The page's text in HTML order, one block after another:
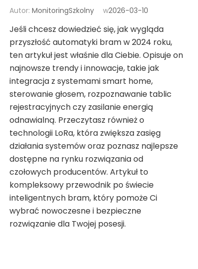
Autor: MonitoringSzkolny w2026-03-10
Jeśli chcesz dowiedzieć się, jak wygląda
przyszłość automatyki bram w 2024 roku,
ten artykuł jest właśnie dla Ciebie. Opisuje on
najnowsze trendy i innowacje, takie jak
integracja z systemami smart home,
sterowanie głosem, rozpoznawanie tablic
rejestracyjnych czy zasilanie energią
odnawialną. Przeczytasz również o
technologii LoRa, która zwiększa zasięg
działania systemów oraz poznasz najlepsze
dostępne na rynku rozwiązania od
czołowych producentów. Artykuł to
kompleksowy przewodnik po świecie
inteligentnych bram, który pomoże Ci
wybrać nowoczesne i bezpieczne
rozwiązanie dla Twojej posesji.